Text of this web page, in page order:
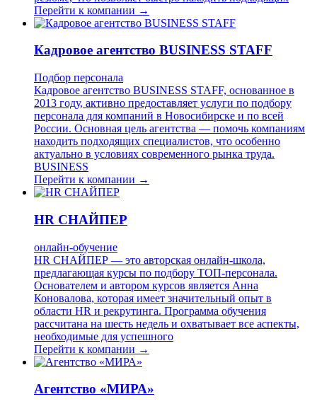
Перейти к компании →
Кадровое агентство BUSINESS STAFF
Подбор персонала
Кадровое агентство BUSINESS STAFF, основанное в
2013 году, активно предоставляет услуги по подбору
персонала для компаний в Новосибирске и по всей
России. Основная цель агентства — помочь компаниям
находить подходящих специалистов, что особенно
актуально в условиях современного рынка труда.
BUSINESS
Перейти к компании →
HR СНАЙПЕР
онлайн-обучение
HR СНАЙПЕР — это авторская онлайн-школа,
предлагающая курсы по подбору ТОП-персонала.
Основателем и автором курсов является Анна
Коновалова, которая имеет значительный опыт в
области HR и рекрутинга. Программа обучения
рассчитана на шесть недель и охватывает все аспекты,
необходимые для успешного
Перейти к компании →
Агентство «МИРА»